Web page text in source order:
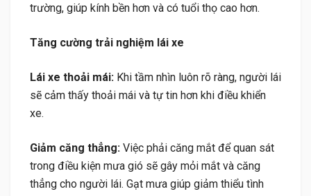
trường, giúp kính bền hơn và có tuổi thọ cao hơn.
Tăng cường trải nghiệm lái xe
Lái xe thoải mái: Khi tầm nhìn luôn rõ ràng, người lái
sẽ cảm thấy thoải mái và tự tin hơn khi điều khiển
xe.
Giảm căng thẳng: Việc phải căng mắt để quan sát
trong điều kiện mưa gió sẽ gây mỏi mắt và căng
thẳng cho người lái. Gạt mưa giúp giảm thiểu tình